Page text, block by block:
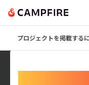
プロジェクトを掲載する